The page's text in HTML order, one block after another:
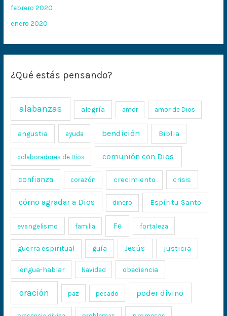
febrero 2020
enero 2020
¿Qué estás pensando?
alabanzas alegría amor amor de Dios
angustia ayuda bendición Biblia
colaboradores de Dios comunión con Dios
confianza corazón crecimiento crisis
cómo agradar a Dios dinero Espíritu Santo
evangelismo familia Fe fortaleza
guerra espiritual guía Jesús justicia
lengua-hablar Navidad obediencia
oración paz pecado poder divino